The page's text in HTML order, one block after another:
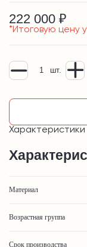
222 000 ₽
*Итоговую цену
шт.
Характеристики
Материал
Возрастная группа
Срок производства